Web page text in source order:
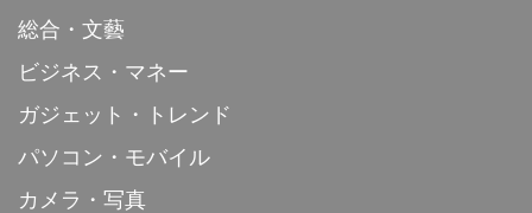
総合・文藝
ビジネス・マネー
ガジェット・トレンド
パソコン・モバイル
カメラ・写真